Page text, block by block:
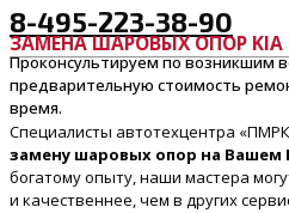
8-495-223-38-90
Проконсультируем по возникшим
предварительную стоимость
время.
ЗАМЕНА ШАРОВЫХ ОПОР KIA
Специалисты автотехцентра
замену шаровых опор на Вашем
богатому опыту, наши мастера
и качественнее, чем в других